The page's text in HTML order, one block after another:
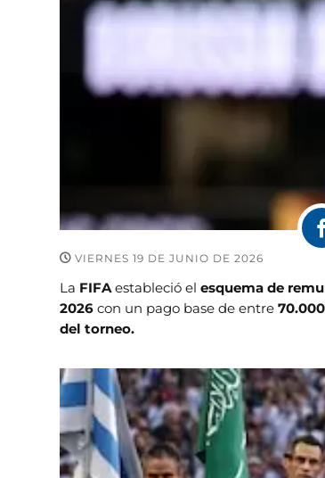
VIERNES 19 DE JUNIO DE 2026
La FIFAestableció elesquema de
2026con un pago base de entre
del torneo.